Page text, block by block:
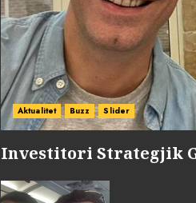
Aktualitet Buzz Slider
Investitori Strategjik